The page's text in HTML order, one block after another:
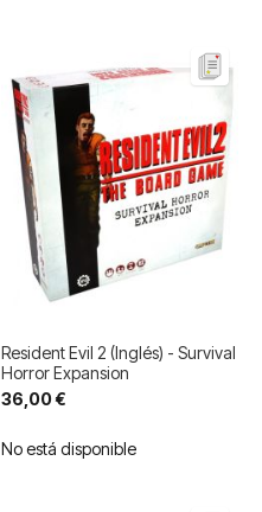
Resident Evil 2 (Inglés) - Survival
Horror Expansion
36,00 €
No está disponible